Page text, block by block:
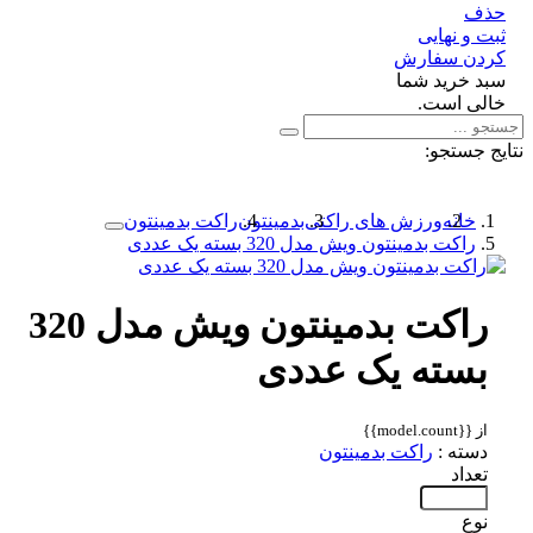
و نهایی
سفارش
خرید شما
است.
جستجو:
خانهورزش های راکتی بدمینتونراکت بدمینتون
راکت بدمینتون ویش مدل 320 بسته یک عددی
راکت بدمینتون ویش مدل 320
بسته یک عددی
دسته :راکت بدمینتون